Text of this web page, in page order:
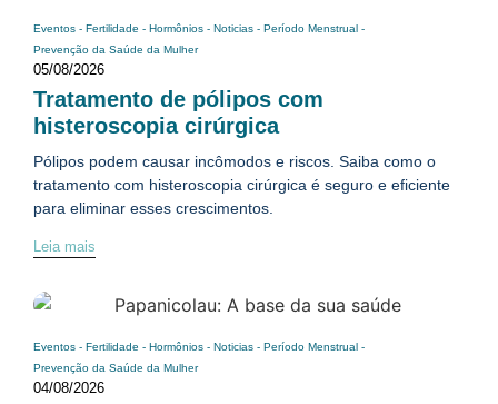
Eventos - Fertilidade - Hormônios - Noticias - Período Menstrual -
Prevenção da Saúde da Mulher
05/08/2026
Tratamento de pólipos com
histeroscopia cirúrgica
Pólipos podem causar incômodos e riscos. Saiba como o
tratamento com histeroscopia cirúrgica é seguro e eficiente
para eliminar esses crescimentos.
Leia mais
Eventos - Fertilidade - Hormônios - Noticias - Período Menstrual -
Prevenção da Saúde da Mulher
04/08/2026